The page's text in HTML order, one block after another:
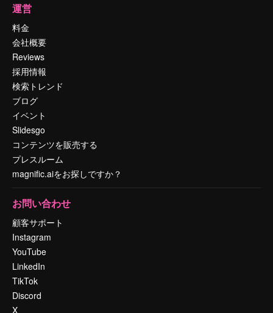
運営
料金
会社概要
Reviews
採用情報
検索トレンド
ブログ
イベント
Slidesgo
コンテンツを販売する
プレスルーム
magnific.aiをお探しですか？
お問い合わせ
顧客サポート
Instagram
YouTube
LinkedIn
TikTok
Discord
X